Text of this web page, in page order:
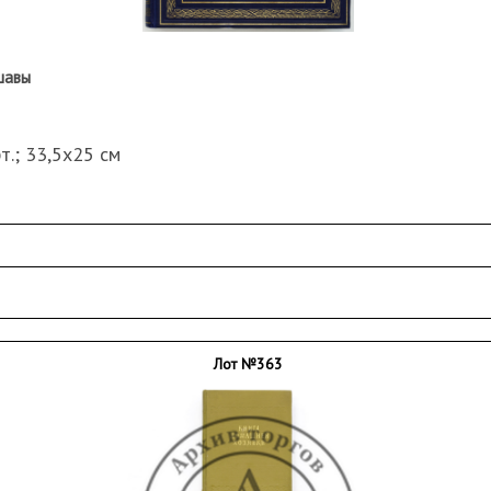
33,5х25 см
и замины переплета.
Лот №363